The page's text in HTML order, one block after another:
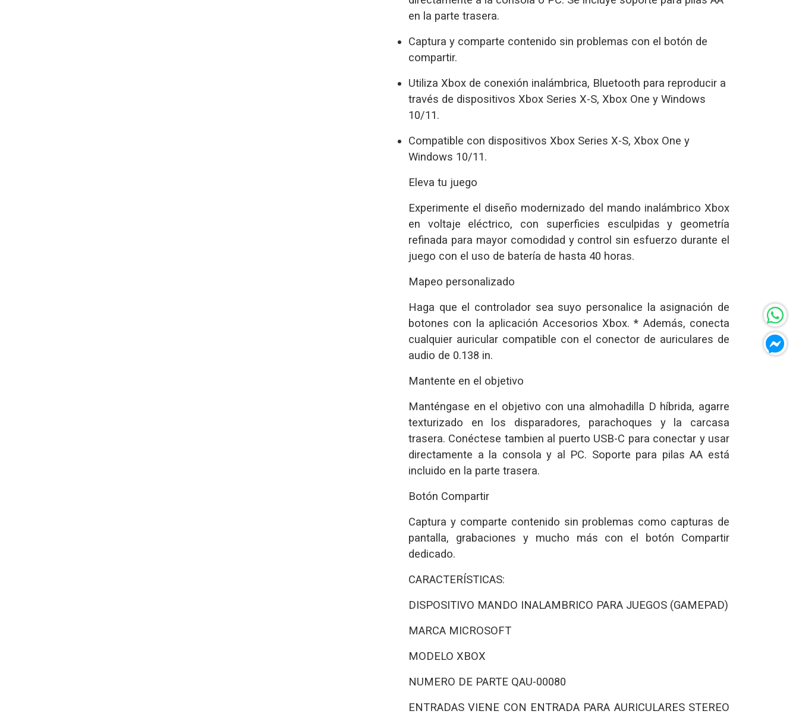
en la parte trasera.
Captura y comparte contenido sin problemas con el botón de
compartir.
Utiliza Xbox de conexión inalámbrica, Bluetooth para reproducir a
través de dispositivos Xbox Series X-S, Xbox One y Windows
10/11.
Compatible con dispositivos Xbox Series X-S, Xbox One y
Windows 10/11.
Eleva tu juego
Experimente el diseño modernizado del mando inalámbrico Xbox
en voltaje eléctrico, con superficies esculpidas y geometría
refinada para mayor comodidad y control sin esfuerzo durante el
juego con el uso de batería de hasta 40 horas.
Mapeo personalizado
Haga que el controlador sea suyo personalice la asignación de
botones con la aplicación Accesorios Xbox. * Además, conecta
cualquier auricular compatible con el conector de auriculares de
audio de 0.138 in.
Mantente en el objetivo
Manténgase en el objetivo con una almohadilla D híbrida, agarre
texturizado en los disparadores, parachoques y la carcasa
trasera. Conéctese tambien al puerto USB-C para conectar y usar
directamente a la consola y al PC. Soporte para pilas AA está
incluido en la parte trasera.
Botón Compartir
Captura y comparte contenido sin problemas como capturas de
pantalla, grabaciones y mucho más con el botón Compartir
dedicado.
CARACTERÍSTICAS:
DISPOSITIVO MANDO INALAMBRICO PARA JUEGOS (GAMEPAD)
MARCA MICROSOFT
MODELO XBOX
NUMERO DE PARTE QAU-00080
ENTRADAS VIENE CON ENTRADA PARA AURICULARES STEREO